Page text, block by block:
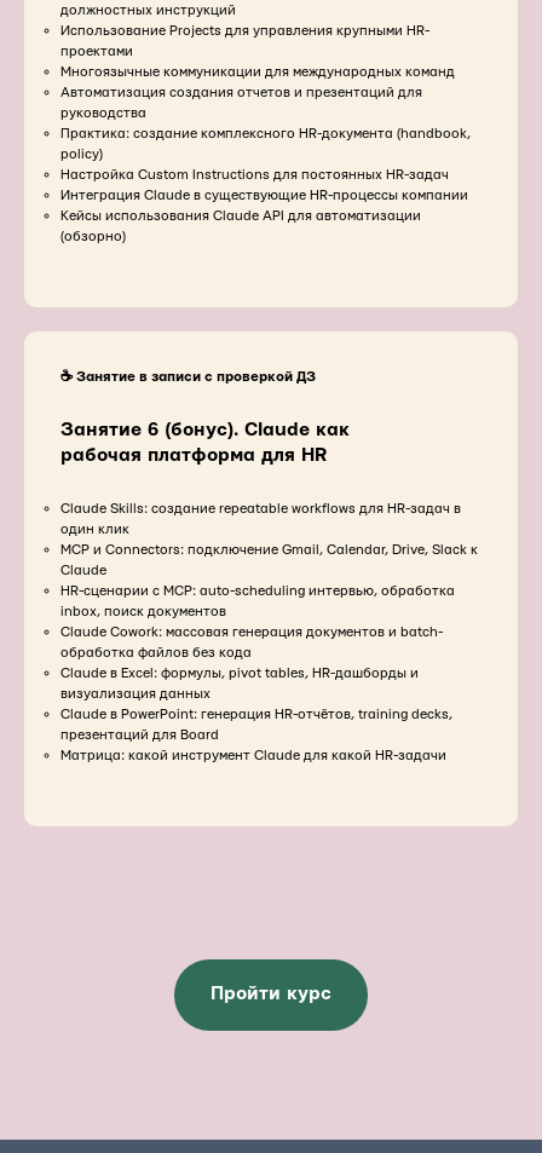
должностных инструкций
Использование Projects для управления крупными HR-
проектами
Многоязычные коммуникации для международных команд
Автоматизация создания отчетов и презентаций для
руководства
Практика: создание комплексного HR-документа (handbook,
policy)
Настройка Custom Instructions для постоянных HR-задач
Интеграция Claude в существующие HR-процессы компании
Кейсы использования Claude API для автоматизации
(обзорно)
☕️ Занятие в записи с проверкой ДЗ
Занятие 6 (бонус). Claude как
рабочая платформа для HR
Claude Skills: создание repeatable workflows для HR-задач в
один клик
MCP и Connectors: подключение Gmail, Calendar, Drive, Slack к
Claude
HR-сценарии с MCP: auto-scheduling интервью, обработка
inbox, поиск документов
Claude Cowork: массовая генерация документов и batch-
обработка файлов без кода
Claude в Excel: формулы, pivot tables, HR-дашборды и
визуализация данных
Claude в PowerPoint: генерация HR-отчётов, training decks,
презентаций для Board
Матрица: какой инструмент Claude для какой HR-задачи
Пройти курс